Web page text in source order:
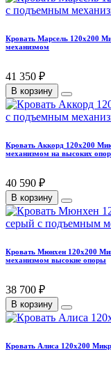
Кровать Марсель 120х200
механизмом
41 350 ₽
В корзину
Кровать Аккорд 120х200
механизмом на высоких
40 590 ₽
В корзину
Кровать Мюнхен 120х200
механизмом высокие опоры
38 700 ₽
В корзину
Кровать Алиса 120х200